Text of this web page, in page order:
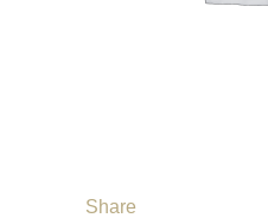
Share